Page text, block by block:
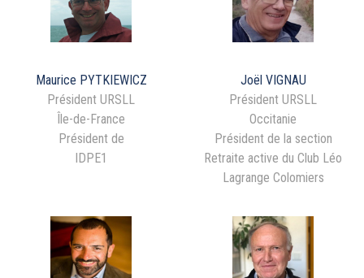
Maurice PYTKIEWICZ
Président URSLL
Île-de-France
Président de
IDPE1
Joël VIGNAU
Président URSLL
Occitanie
Président de la section
Retraite active du Club Léo
Lagrange Colomiers